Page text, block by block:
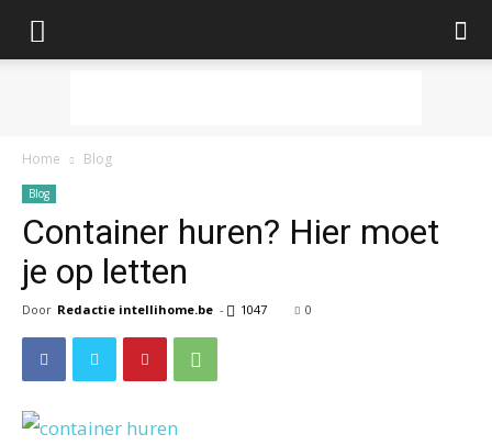
Home Blog
Blog
Container huren? Hier moet
je op letten
Door Redactie intellihome.be - 1047 0